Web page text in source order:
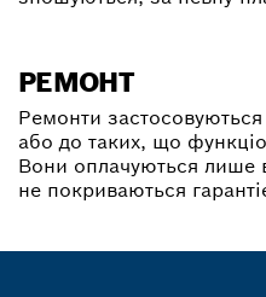
РЕМОНТ
Ремонти
або до таких, що
Вони оплачуються лише
не покриваються